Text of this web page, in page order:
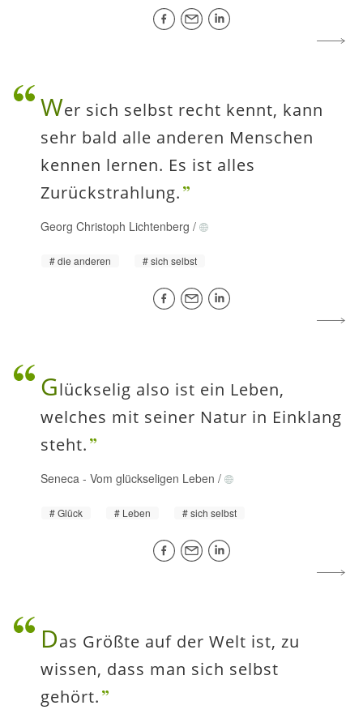
Wer sich selbst recht kennt, kann
sehr bald alle anderen Menschen
kennen lernen. Es ist alles
Zurückstrahlung.
Georg Christoph Lichtenberg /
die anderen sich selbst
Glückselig also ist ein Leben,
welches mit seiner Natur in Einklang
steht.
Seneca - Vom glückseligen Leben /
Glück Leben sich selbst
Das Größte auf der Welt ist, zu
wissen, dass man sich selbst
gehört.